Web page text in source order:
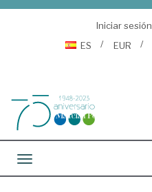
Iniciar sesión
ES
EUR
Toggle navigation